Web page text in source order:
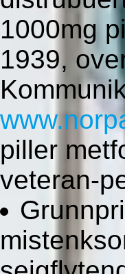
1000mg
1939,
piller
veteran-